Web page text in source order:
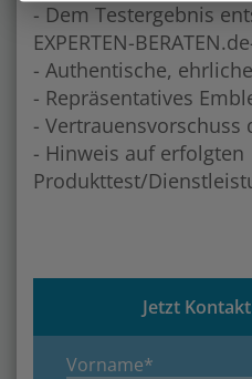
- Dem Testergebnis
EXPERTEN-
- Authentische,
- Repräsentatives
- Vertrauensvorschuss
- Hinweis auf erfolgten
Produkttest/
Jetzt
Vorname*